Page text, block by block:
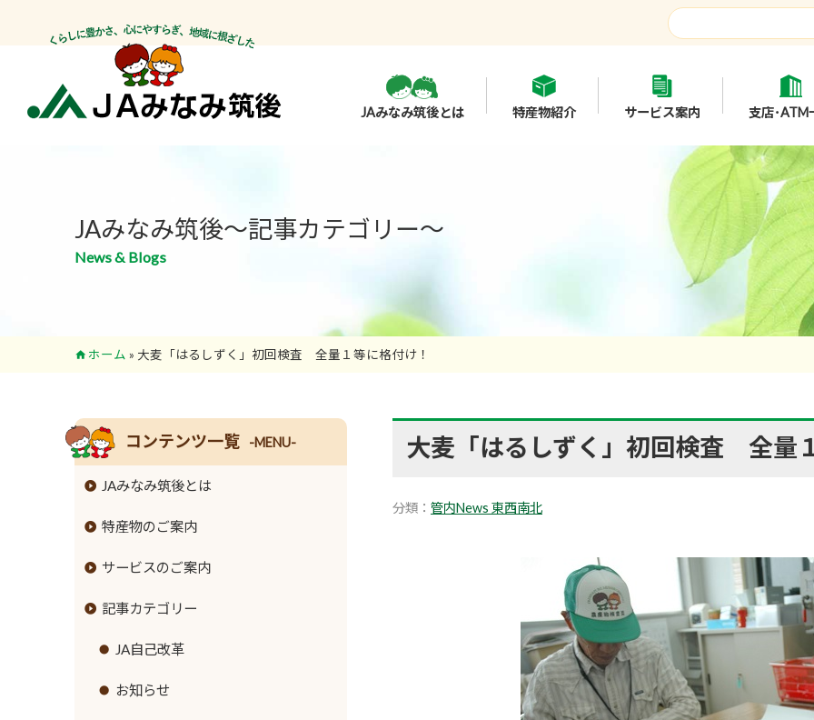
JAみなみ筑後とは 特産物紹介 サービス案内 支店･ATM
JAみなみ筑後～記事カテゴリー～
News & Blogs
ホーム » 大麦「はるしずく」初回検査 全量１等に格付け！
大麦「はるしずく」初回検査 全量
分類： 管内News 東西南北
コンテンツ一覧 -MENU-
JAみなみ筑後とは
組合長挨拶
組合員数･組合員組織
情報開示
事業内容
支店･店舗･ATM一覧
特産物のご案内
米
麦
大豆
牛
サービスのご案内
JAバンクのご案内
ローンのご案内
各種手数料
JA共済のご案内
緊急のご連絡
記事カテゴリー
JA自己改革
お知らせ